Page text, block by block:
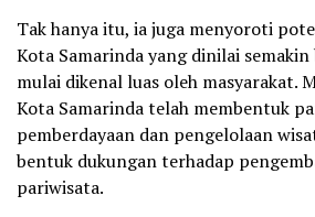
Tak hanya itu, ia juga menyoroti
Kota Samarinda yang dinilai
mulai dikenal luas oleh masyarakat.
Kota Samarinda telah membentuk
pemberdayaan dan pengelolaan
bentuk dukungan terhadap
pariwisata.